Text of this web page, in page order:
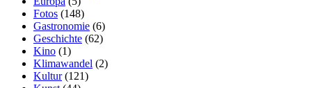
Fotos (148)
Gastronomie (6)
Geschichte (62)
Kino (1)
Klimawandel (2)
Kultur(121)